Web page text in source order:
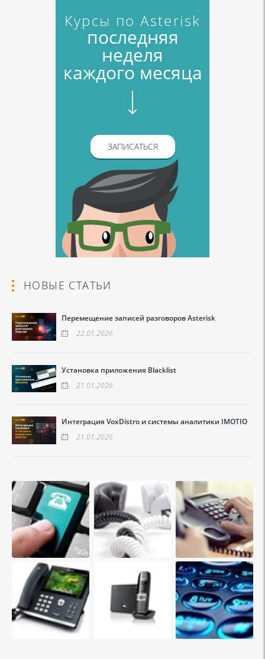
Курсы по Asterisk
последняя
неделя
каждого месяца
ЗАПИСАТЬСЯ
НОВЫЕ СТАТЬИ
Перемещение записей разговоров Asterisk
22.01.2026
Установка приложения Blacklist
21.01.2026
Интеграция VoxDistro и системы аналитики IMOTIO
21.01.2026